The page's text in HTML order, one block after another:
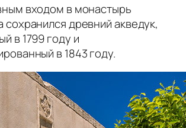
входом в монастырь
сохранился древний акведук,
в 1799 году и
в 1843 году.